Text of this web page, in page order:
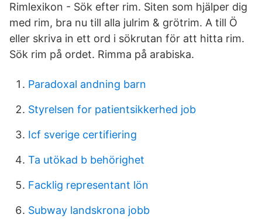
Rimlexikon - Sök efter rim. Siten som hjälper dig
med rim, bra nu till alla julrim & grötrim. A till Ö
eller skriva in ett ord i sökrutan för att hitta rim.
Sök rim på ordet. Rimma på arabiska.
Paradoxal andning barn
Styrelsen for patientsikkerhed job
Icf sverige certifiering
Ta utökad b behörighet
Facklig representant lön
Subway landskrona jobb